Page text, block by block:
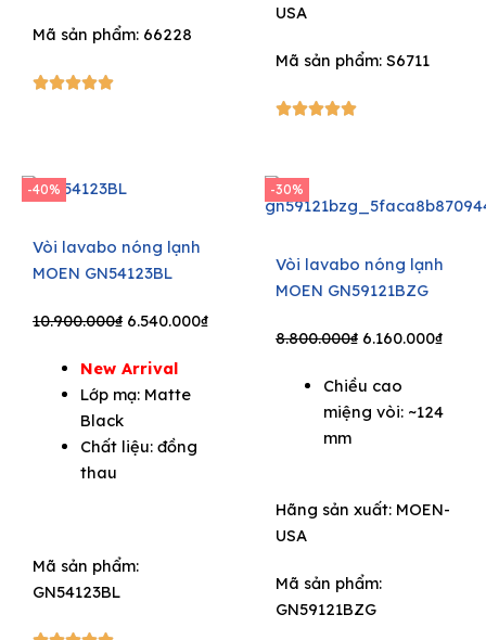
Mã sản phẩm: 66228
5/5
USA
Mã sản phẩm: S6711
5/5
-40%
Vòi lavabo nóng lạnh
MOEN GN54123BL
10.900.000₫ Original
was:
10.900.000₫.
6.540.000₫Current
New Arrival
Lớp mạ: Matte
Black
Chất liệu: đồng
thau
Mã sản phẩm:
GN54123BL
-30%
Vòi lavabo nóng lạnh
MOEN GN59121BZG
8.800.000₫ Original
was:
8.800.000₫.
6.160.000₫
Chiều cao
miệng vòi: ~124
mm
Hãng sản xuất: MOEN-
USA
Mã sản phẩm:
GN59121BZG